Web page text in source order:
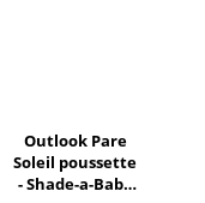
Outlook Pare
Soleil poussette
- Shade-a-Babe